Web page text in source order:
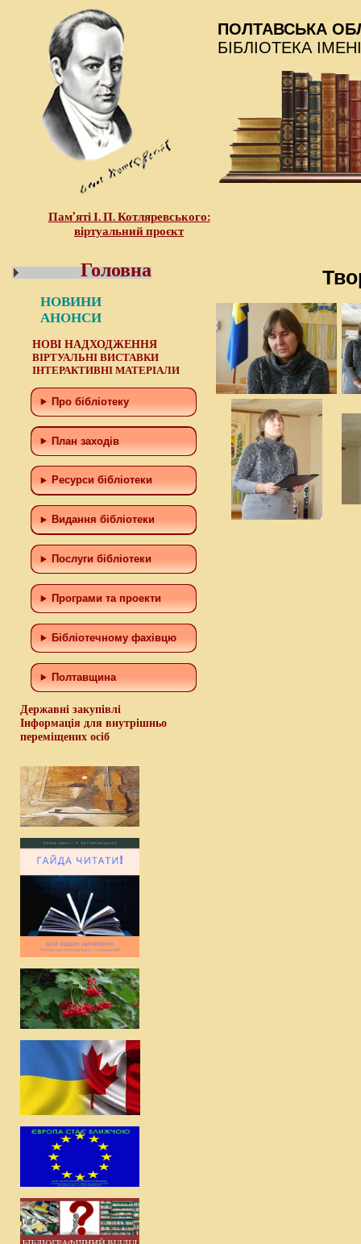
Пам’яті І. П. Котляревського:
віртуальний проєкт
ПОЛТАВСЬКА
БІБЛІОТЕКА
Головна
НОВИНИ
АНОНСИ
НОВІ НАДХОДЖЕННЯ
ВІРТУАЛЬНІ ВИСТАВКИ
ІНТЕРАКТИВНІ МАТЕРІАЛИ
Про бібліотеку
План заходів
Ресурси бібліотеки
Видання бібліотеки
Послуги бібліотеки
Програми та проекти
Бiблiотечному фахiвцю
Полтавщина
Державні закупівлі
Інформація для внутрішньо
переміщених осіб